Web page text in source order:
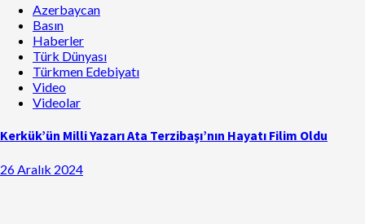
Azerbaycan
Basın
Haberler
Türk Dünyası
Türkmen Edebiyatı
Video
Videolar
Kerkük’ün Milli Yazarı Ata Terzibaşı’nın Hayatı Filim Oldu
26 Aralık 2024